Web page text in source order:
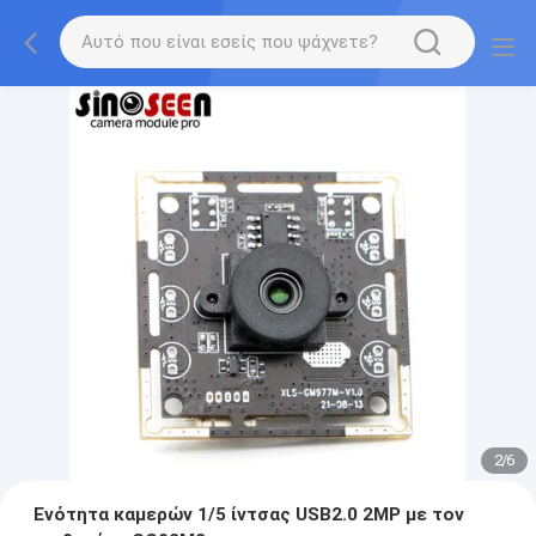
2/6
Ενότητα καμερών 1/5 ίντσας USB2.0 2MP με τον